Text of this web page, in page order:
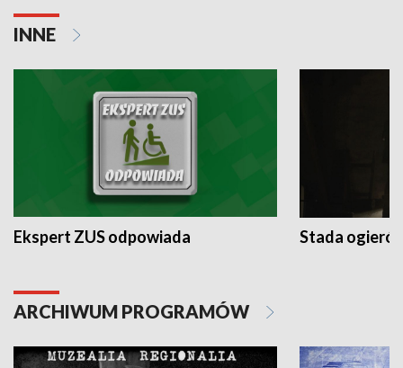
INNE
Ekspert ZUS odpowiada Stada
ARCHIWUM PROGRAMÓW